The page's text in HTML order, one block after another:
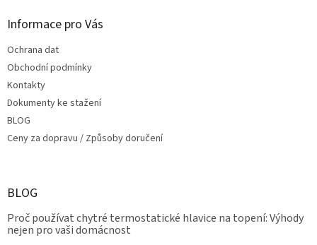
Informace pro Vás
Ochrana dat
Obchodní podmínky
Kontakty
Dokumenty ke stažení
BLOG
Ceny za dopravu / Způsoby doručení
BLOG
Proč používat chytré termostatické hlavice na topení: Výhody
nejen pro vaši domácnost